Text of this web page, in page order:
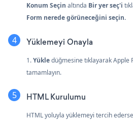
Konum Seçin altında Bir yerseç'i
Form nerede görüneceğini seçin.
Yüklemeyi Onayla
1.Yükledüğmesine tıklayarak Apple
tamamlayın.
HTML Kurulumu
HTML yoluyla yüklemeyi tercih